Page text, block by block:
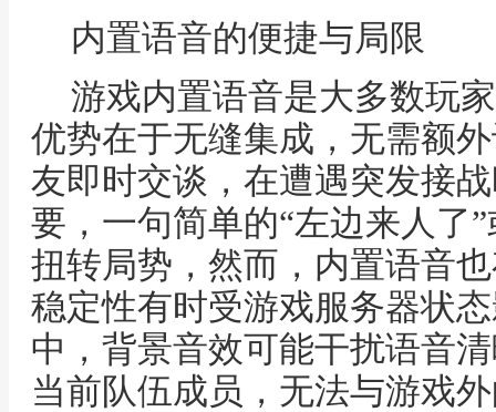
内置语音的便捷与局限
游戏内置语音是大多数玩
优势在于无缝集成，无需额
友即时交谈，在遭遇突发接
要，一句简单的“左边来人了
扭转局势，然而，内置语音
稳定性有时受游戏服务器状
中，背景音效可能干扰语音
当前队伍成员，无法与游戏